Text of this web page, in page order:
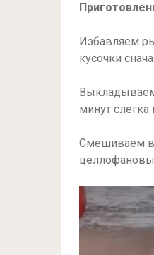
Избавляем
кусочки
минут слегка
Смешиваем в